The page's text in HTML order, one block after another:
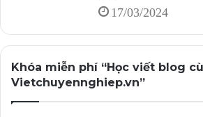
17/03/2024
Khóa miễn phí “Học viết blog
Vietchuyennghiep.vn”